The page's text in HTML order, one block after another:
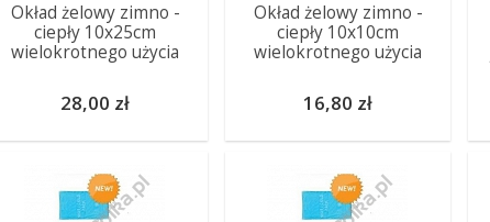
Okład żelowy zimno -
ciepły 10x25cm
wielokrotnego użycia
28,00 zł
Okład żelowy zimno -
ciepły 10x10cm
wielokrotnego użycia
16,80 zł